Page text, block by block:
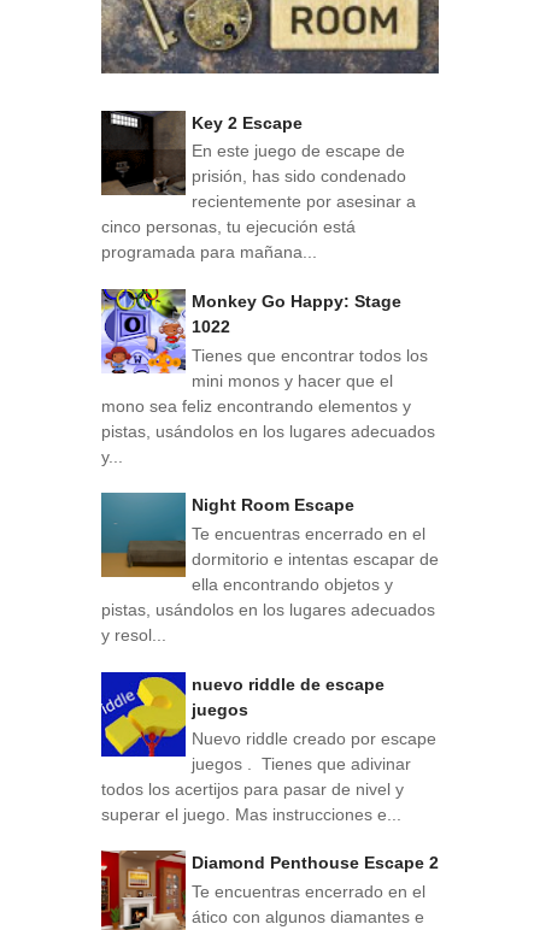
Key 2 Escape
En este juego de escape de
prisión, has sido condenado
recientemente por asesinar a
cinco personas, tu ejecución está
programada para mañana...
Monkey Go Happy: Stage
1022
Tienes que encontrar todos los
mini monos y hacer que el
mono sea feliz encontrando elementos y
pistas, usándolos en los lugares adecuados
y...
Night Room Escape
Te encuentras encerrado en el
dormitorio e intentas escapar de
ella encontrando objetos y
pistas, usándolos en los lugares adecuados
y resol...
nuevo riddle de escape
juegos
Nuevo riddle creado por escape
juegos . Tienes que adivinar
todos los acertijos para pasar de nivel y
superar el juego. Mas instrucciones e...
Diamond Penthouse Escape 2
Te encuentras encerrado en el
ático con algunos diamantes e